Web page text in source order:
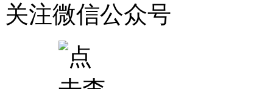
关注微信公众号